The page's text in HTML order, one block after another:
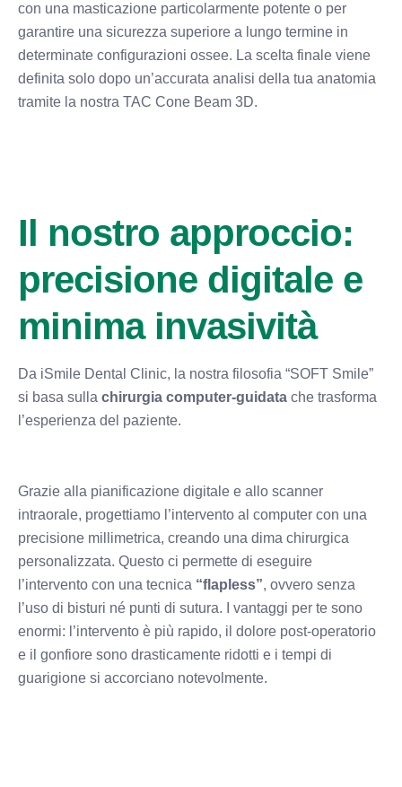
con una masticazione particolarmente potente o per
garantire una sicurezza superiore a lungo termine in
determinate configurazioni ossee. La scelta finale viene
definita solo dopo un’accurata analisi della tua anatomia
tramite la nostra TAC Cone Beam 3D.
Il nostro approccio:
precisione digitale e
minima invasività
Da iSmile Dental Clinic, la nostra filosofia “SOFT Smile”
si basa sulla chirurgia computer-guidata che trasforma
l’esperienza del paziente.
Grazie alla pianificazione digitale e allo scanner
intraorale, progettiamo l’intervento al computer con una
precisione millimetrica, creando una dima chirurgica
personalizzata. Questo ci permette di eseguire
l’intervento con una tecnica “flapless”, ovvero senza
l’uso di bisturi né punti di sutura. I vantaggi per te sono
enormi: l’intervento è più rapido, il dolore post-operatorio
e il gonfiore sono drasticamente ridotti e i tempi di
guarigione si accorciano notevolmente.